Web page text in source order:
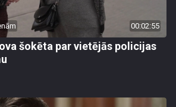
00:02:55
šokēta par vietējās policijas